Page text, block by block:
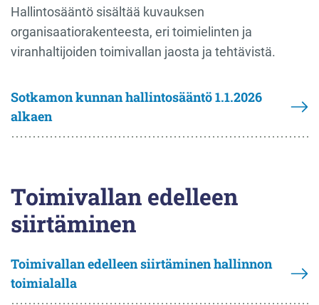
Hallintosääntö sisältää kuvauksen
organisaatiorakenteesta, eri toimielinten ja
viranhaltijoiden toimivallan jaosta ja tehtävistä.
Sotkamon kunnan hallintosääntö 1.1.2026
alkaen
Toimivallan edelleen
siirtäminen
Toimivallan edelleen siirtäminen hallinnon
toimialalla